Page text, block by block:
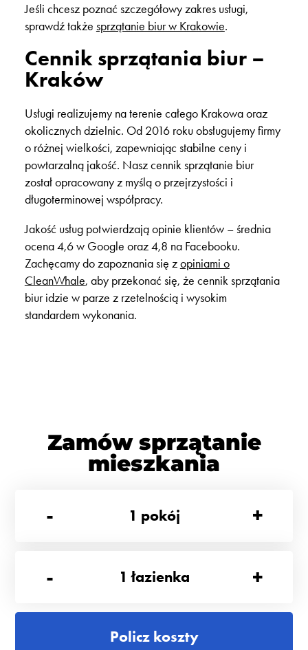
Jeśli chcesz poznać szczegółowy zakres usługi,
sprawdź także sprzątanie biur w Krakowie.
Cennik sprzątania biur –
Kraków
Usługi realizujemy na terenie całego Krakowa oraz
okolicznych dzielnic. Od 2016 rokuobsługujemy firmy
o różnej wielkości, zapewniając stabilne ceny i
powtarzalną jakość. Naszcennik sprzątanie biur
został opracowany z myślą o przejrzystości i
długoterminowej współpracy.
Jakość usług potwierdzają opinie klientów – średnia
ocena4,6 w Google oraz4,8 na Facebooku.
Zachęcamy do zapoznania się zopiniami o
CleanWhale, aby przekonać się, że cennik sprzątania
biuridzie w parze z rzetelnością i wysokim
standardem wykonania.
Zamów sprzątanie
mieszkania
-
1 pokój +
- 1 łazienka +
Policz koszty